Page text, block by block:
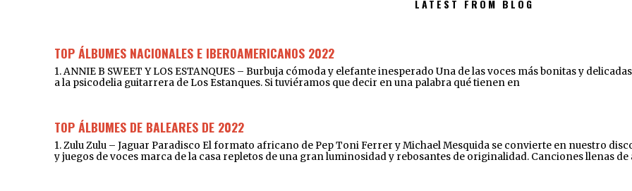
LATEST FROM BLOG
TOP ÁLBUMES NACIONALES E IBEROAMERICANOS 2022
1. ANNIE B SWEET Y LOS ESTANQUES – Burbuja cómoda y elefante inesperado Una de las voces más bonitas y
a la psicodelia guitarrera de Los Estanques. Si tuviéramos que decir en una palabra qué tienen en
TOP ÁLBUMES DE BALEARES DE 2022
1. Zulu Zulu – Jaguar Paradisco El formato africano de Pep Toni Ferrer y Michael Mesquida se convierte en nuestro
y juegos de voces marca de la casa repletos de una gran luminosidad y rebosantes de originalidad. Canciones llenas